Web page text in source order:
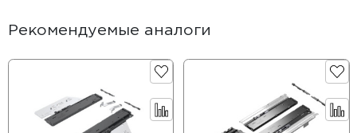
Рекомендуемые аналоги